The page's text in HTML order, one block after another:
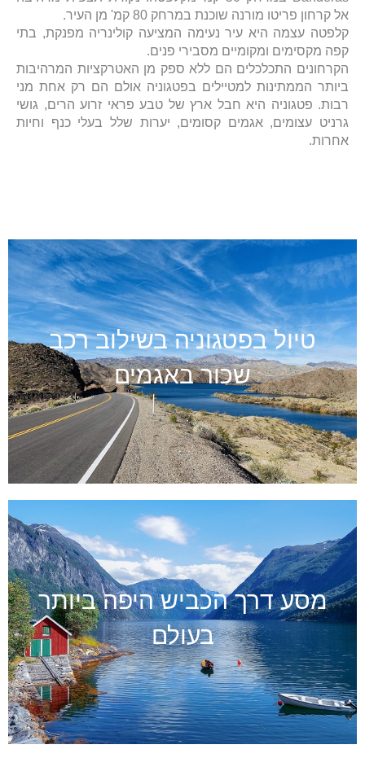
אל קרחון פריטו מורנה שוכנת במרחק 80 קמ' מן העיר.
קלפטה עצמה היא עיר נעימה המציעה קולינריה מפנקת, בתי
קפה מקסימים ומקומיים מסבירי פנים.
הקרחונים התכלכלים הם ללא ספק מן האטרקציות המרהיבות
ביותר הממתינות למטיילים בפטגוניה אולם הם רק אחת מני
רבות. פטגוניה היא חבל ארץ של טבע פראי זרוע הרים, גושי
גרניט עצומים, אגמים קסומים, יערות שלל בעלי כנף וחיות
אחרות.
טיול בפטגוניה בשילוב רכב
שכור באגמים
מסע דרך הכביש היפה ביותר
בעולם